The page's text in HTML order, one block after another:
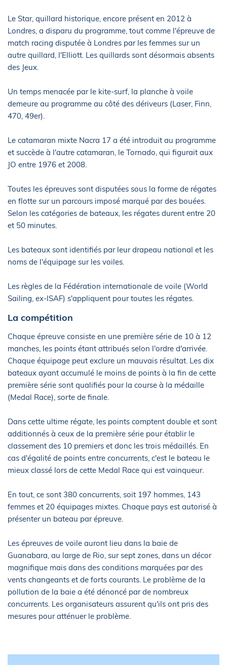
Le Star, quillard historique, encore présent en 2012 à
Londres, a disparu du programme, tout comme l'épreuve de
match racing disputée à Londres par les femmes sur un
autre quillard, l'Elliott. Les quillards sont désormais absents
des Jeux.
Un temps menacée par le kite-surf, la planche à voile
demeure au programme au côté des dériveurs (Laser, Finn,
470, 49er).
Le catamaran mixte Nacra 17 a été introduit au programme
et succède à l'autre catamaran, le Tornado, qui figurait aux
JO entre 1976 et 2008.
Toutes les épreuves sont disputées sous la forme de régates
en flotte sur un parcours imposé marqué par des bouées.
Selon les catégories de bateaux, les régates durent entre 20
et 50 minutes.
Les bateaux sont identifiés par leur drapeau national et les
noms de l'équipage sur les voiles.
Les règles de la Fédération internationale de voile (World
Sailing, ex-ISAF) s'appliquent pour toutes les régates.
La compétition
Chaque épreuve consiste en une première série de 10 à 12
manches, les points étant attribués selon l'ordre d'arrivée.
Chaque équipage peut exclure un mauvais résultat. Les dix
bateaux ayant accumulé le moins de points à la fin de cette
première série sont qualifiés pour la course à la médaille
(Medal Race), sorte de finale.
Dans cette ultime régate, les points comptent double et sont
additionnés à ceux de la première série pour établir le
classement des 10 premiers et donc les trois médaillés. En
cas d'égalité de points entre concurrents, c'est le bateau le
mieux classé lors de cette Medal Race qui est vainqueur.
En tout, ce sont 380 concurrents, soit 197 hommes, 143
femmes et 20 équipages mixtes. Chaque pays est autorisé à
présenter un bateau par épreuve.
Les épreuves de voile auront lieu dans la baie de
Guanabara, au large de Rio, sur sept zones, dans un décor
magnifique mais dans des conditions marquées par des
vents changeants et de forts courants. Le problème de la
pollution de la baie a été dénoncé par de nombreux
concurrents. Les organisateurs assurent qu'ils ont pris des
mesures pour atténuer le problème.